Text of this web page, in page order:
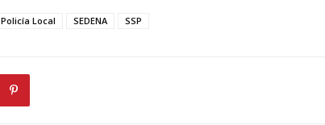
Policía Local SEDENA SSP